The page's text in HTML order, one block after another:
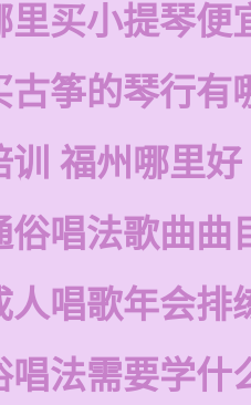
里买小提琴便
古筝的琴行有
训 福州哪里好
俗唱法歌曲曲
人唱歌年会排
唱法需要学什